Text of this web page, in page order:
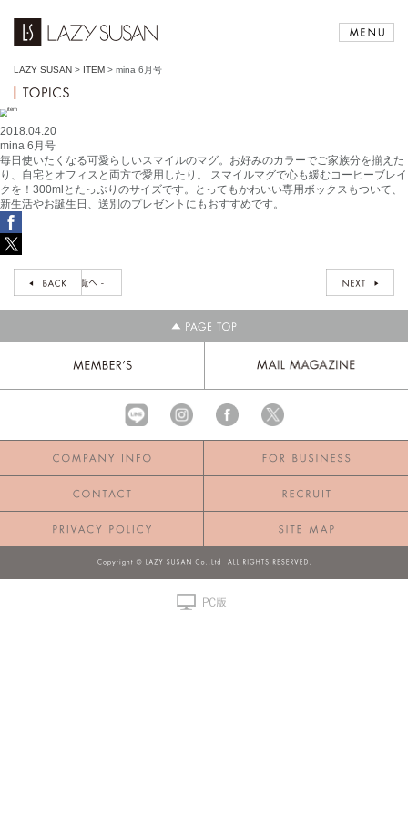
LAZY SUSAN > ITEM > mina 6月号
2018.04.20
mina 6月号
毎日使いたくなる可愛らしいスマイルのマグ。お好みのカラーでご家族分を揃えた
り、自宅とオフィスと両方で愛用したり。 スマイルマグで心も緩むコーヒーブレイ
クを！300mlとたっぷりのサイズです。とってもかわいい専用ボックスもついて、
新生活やお誕生日、送別のプレゼントにもおすすめです。